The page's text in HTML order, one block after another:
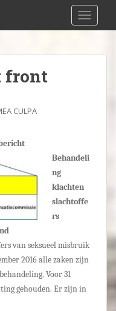
front
CULPA
Behandeli
ng
klachten
slachtoffe
rs
van seksueel misbruik
2016 alle zaken zijn
Voor 31
gehouden. Er zijn in